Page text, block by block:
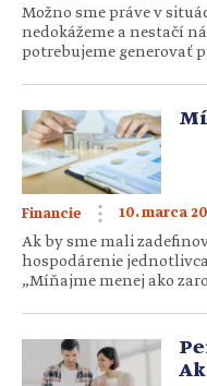
Možno sme práve v
nedokážeme a nestačí
potrebujeme generovať
s vyšším hodinovým
iné príjmy pre rodinu, či
Financie 10. marca
Ak by sme mali
hospodárenie
„Míňajme menej ako
k výplate, alebo v
na platby a nové